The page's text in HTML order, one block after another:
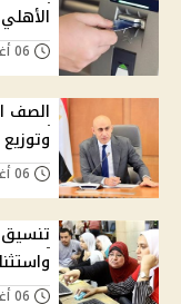
الأهلي.. 250 ألفًا بالفروع و30
واستثناء 1500 من الأوائل من